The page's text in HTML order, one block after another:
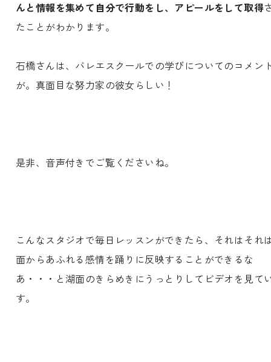
んと情報を集めて自分で行動をし、アピールをして取得
たことがわかります。
石橋さんは、バレエスクールでの学びについてのコメン
が。真面目な努力家の彼女らしい！
是非、音声付きでご覧くださいね。
こんなスタジオで毎日レッスンができたら、それはそれ
面からあふれる感情を踊りに反映することができるな
あ・・・と湖面のきらめきにうっとりしてビデオを見て
す。